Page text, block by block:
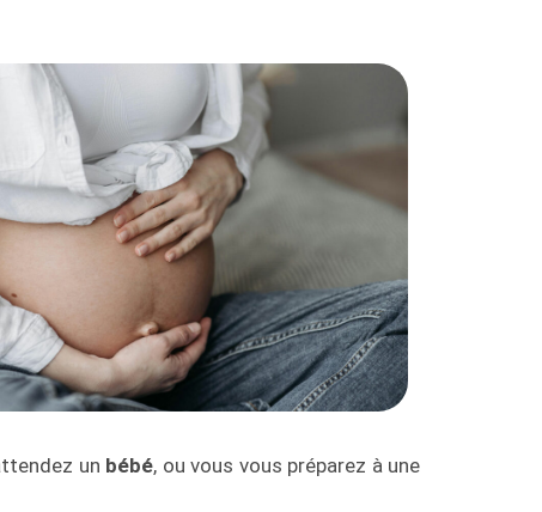
un bébé, ou vous vous préparez à une